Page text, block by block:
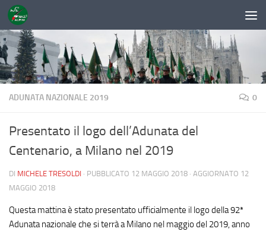
Sotto il contenuto
ADUNATA NAZIONALE 2019 0
Presentato il logo dell’Adunata del
Centenario, a Milano nel 2019
DI MICHELE TRESOLDI · PUBBLICATO 12 MAGGIO 2018 · AGGIORNATO 12
MAGGIO 2018
Questa mattina è stato presentato ufficialmente il logo della 92ª
Adunata nazionale che si terrà a Milano nel maggio del 2019, anno